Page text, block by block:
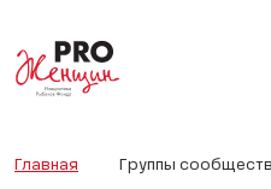
Главная Группы